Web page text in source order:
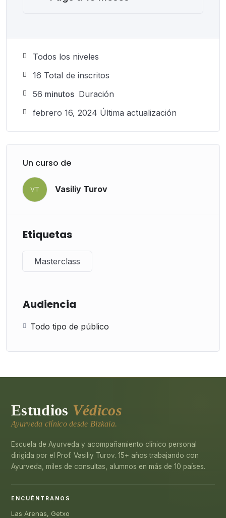
Todos los niveles
16 TotaI de inscritos
56 minutos Duración
febrero 16, 2024 Última actualización
Un curso de
VT Vasiliy Turov
Etiquetas
Masterclass
Audiencia
Todo tipo de público
Estudios Védicos
Ayurveda clínico desde Bizkaia.
Escuela de Ayurveda y acompañamiento clínico personal
dirigida por el Prof. Vasiliy Turov. 15+ años trabajando con
Ayurveda, miles de consultas, alumnos en más de 10 países.
ENCUÉNTRANOS
Las Arenas, Getxo